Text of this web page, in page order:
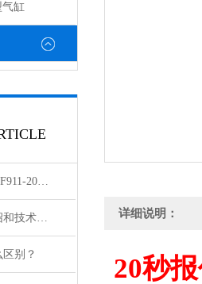
气缸
日本SMC大型过滤器AF911-20和AF60-10的区别
SMC气缸——种类介绍和技术资料
别？
详细说明：
20秒